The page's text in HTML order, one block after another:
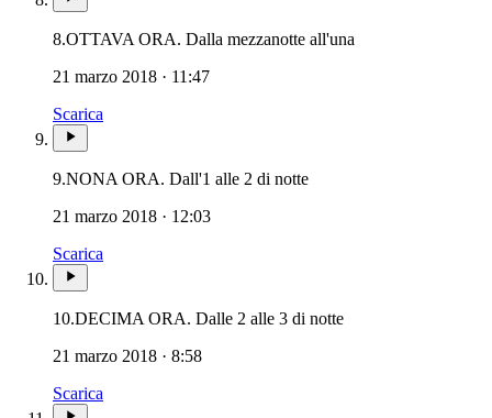
8.OTTAVA ORA. Dalla mezzanotte all'una
21 marzo 2018 · 11:47
Scarica
9.NONA ORA. Dall'1 alle 2 di notte
21 marzo 2018 · 12:03
Scarica
10.DECIMA ORA. Dalle 2 alle 3 di notte
21 marzo 2018 · 8:58
Scarica